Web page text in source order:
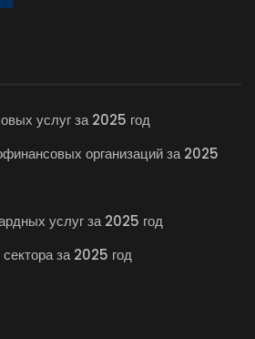
услуг за 2025 год
организаций за 2025
услуг за 2025 год
за 2025 год